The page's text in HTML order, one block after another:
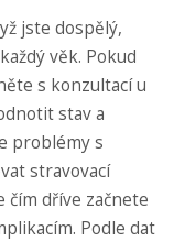
jste dospělý,
věk. Pokud
s konzultací u
stav a
problémy s
stravovací
čím dříve začnete
Podle dat